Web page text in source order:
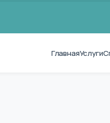
ГлавнаяУслуги